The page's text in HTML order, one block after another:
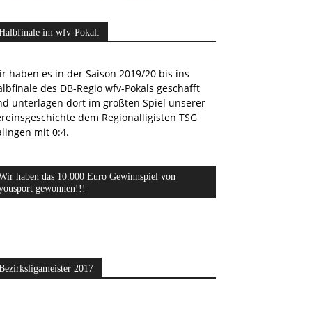
im wfv-Pokal:
haben es in der Saison 2019/20 bis ins
des DB-Regio wfv-Pokals geschafft
unterlagen dort im größten Spiel unserer
dem Regionalligisten TSG
mit 0:4.
haben das 10.000 Euro Gewinnspiel von
gewonnen!!!
2017